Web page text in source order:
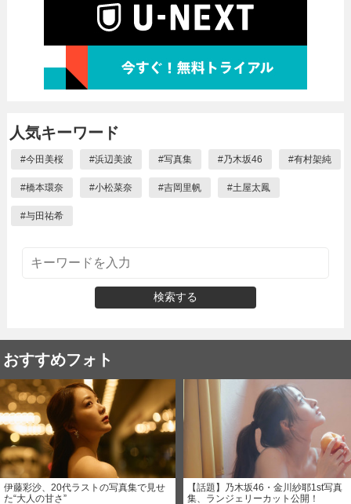
人気キーワード
#今田美桜 #浜辺美波 #写真集 #乃木坂46 #有村架純
#橋本環奈 #小松菜奈 #吉岡里帆 #土屋太鳳
#与田祐希
検索する
おすすめフォト
伊藤彩沙、20代ラストの写真集で見せ
た“大人の甘さ”
【話題】乃木坂46・金川紗耶1st写真
集、ランジェリーカット公開！